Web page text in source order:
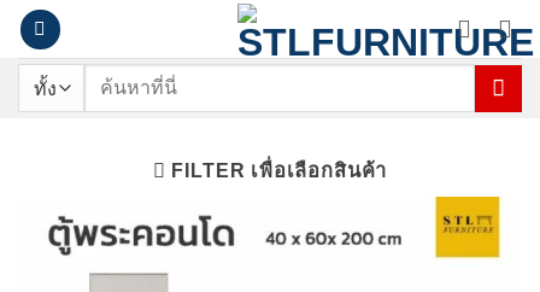
ข้าม
เนื้อหา
ค้นหา:
FILTER เพื่อเลือกสินค้า